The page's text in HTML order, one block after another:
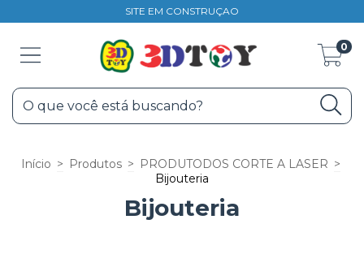
SITE EM CONSTRUÇAO
0
Início > Produtos > PRODUTODOS CORTE A LASER >
Bijouteria
Bijouteria